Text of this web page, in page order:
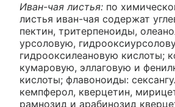
Иван-чая листья: по
листья иван-чая содержат
пектин, тритерпеноиды,
урсоловую,
гидрооксилеановую кислоты;
кумаровую, эллаговую и
кислоты; флавоноиды:
кемпферол, кверцетин,
рамнозид и арабинозид